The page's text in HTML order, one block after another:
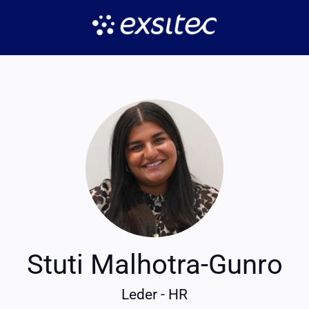
Stuti Malhotra-Gunro
Leder - HR